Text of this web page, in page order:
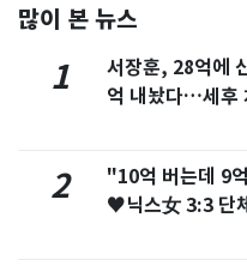
많이 본 뉴스
1
서장훈, 28억에
억 내놨다…세후
2
"10억 버는데 9
♥닉스女 3:3 단